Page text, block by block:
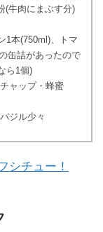
(牛肉にまぶす分)
1本(750ml)、トマ
缶詰があったので
ら1個)
ャップ・蜂蜜
ジル少々
シチュー！